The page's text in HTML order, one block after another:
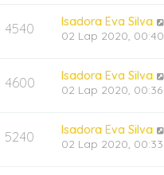
4540
Isadora Eva Silva
02 Lap 2020, 00:40
4600
Isadora Eva Silva
02 Lap 2020, 00:36
5240
Isadora Eva Silva
02 Lap 2020, 00:33